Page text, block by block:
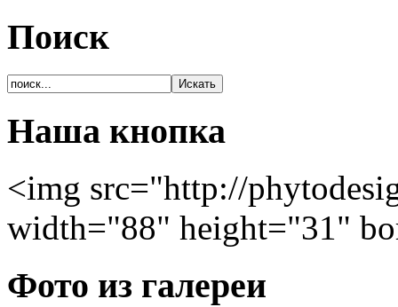
Поиск
Наша кнопка
<img src="http://
width="88" height="31"
Фото из галереи